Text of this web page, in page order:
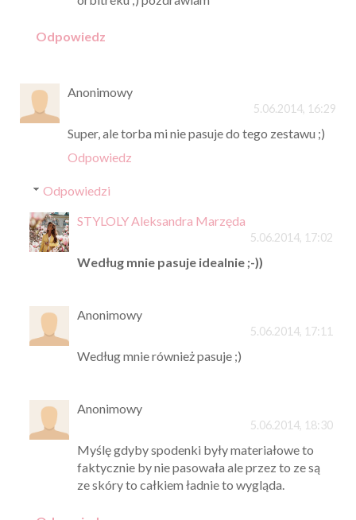
Odpowiedz
Anonimowy
5.06.2014, 16:29
Super, ale torba mi nie pasuje do tego zestawu ;)
Odpowiedz
Odpowiedzi
STYLOLY Aleksandra Marzęda
5.06.2014, 17:02
Według mnie pasuje idealnie ;-))
Anonimowy
5.06.2014, 17:11
Według mnie również pasuje ;)
Anonimowy
5.06.2014, 18:30
Myślę gdyby spodenki były materiałowe to
faktycznie by nie pasowała ale przez to ze są
ze skóry to całkiem ładnie to wygląda.